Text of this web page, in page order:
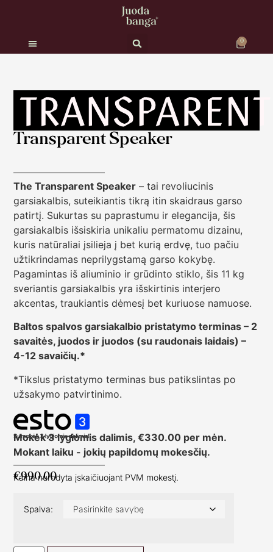
0
Transparent Speaker
The Transparent Speaker – tai revoliucinis
garsiakalbis, suteikiantis tikrą itin skaidraus garso
patirtį. Sukurtas su paprastumu ir elegancija, šis
garsiakalbis išsiskiria unikaliu permatomu dizainu,
kuris natūraliai įsilieja į bet kurią erdvę, tuo pačiu
užtikrindamas neprilygstamą garso kokybę.
Pagamintas iš aliuminio ir grūdinto stiklo, šis 11 kg
sveriantis garsiakalbis yra išskirtinis interjero
akcentas, traukiantis dėmesį bet kuriuose namuose.
Baltos spalvos garsiakalbio pristatymo terminas – 2
savaitės, juodos ir juodos (su raudonais laidais) –
4-12 savaičių.*
*Tikslus pristatymo terminas bus patikslintas po
užsakymo patvirtinimo.
Mokėk 3 lygiomis dalimis,€330.00 per mėn.
Mokant laiku - jokių papildomų mokesčių.
€990.00
Kaina nurodyta įskaičiuojant PVM mokestį.
Spalva: